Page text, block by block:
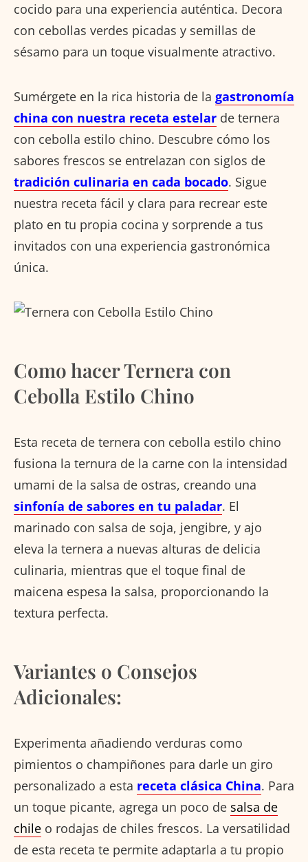
cocido para una experiencia auténtica. Decora
con cebollas verdes picadas y semillas de
sésamo para un toque visualmente atractivo.
Sumérgete en la rica historia de la gastronomía
china con nuestra receta estelar de ternera
con cebolla estilo chino. Descubre cómo los
sabores frescos se entrelazan con siglos de
tradición culinaria en cada bocado. Sigue
nuestra receta fácil y clara para recrear este
plato en tu propia cocina y sorprende a tus
invitados con una experiencia gastronómica
única.
Como hacer Ternera con
Cebolla Estilo Chino
Esta receta de ternera con cebolla estilo chino
fusiona la ternura de la carne con la intensidad
umami de la salsa de ostras, creando una
sinfonía de sabores en tu paladar. El
marinado con salsa de soja, jengibre, y ajo
eleva la ternera a nuevas alturas de delicia
culinaria, mientras que el toque final de
maicena espesa la salsa, proporcionando la
textura perfecta.
Variantes o Consejos
Adicionales:
Experimenta añadiendo verduras como
pimientos o champiñones para darle un giro
personalizado a esta receta clásica China. Para
un toque picante, agrega un poco de salsa de
chile o rodajas de chiles frescos. La versatilidad
de esta receta te permite adaptarla a tu propio